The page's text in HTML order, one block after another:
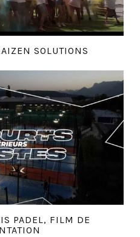
SOLUTIONS
PADEL, FILM DE